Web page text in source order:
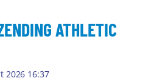
ATHLETIC
2026 16:37